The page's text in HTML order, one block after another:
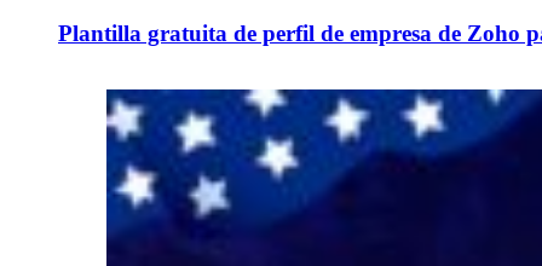
Plantilla gratuita de perfil de empresa de Zoho